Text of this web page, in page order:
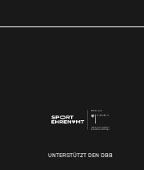
UNTERSTÜTZT DEN DBB